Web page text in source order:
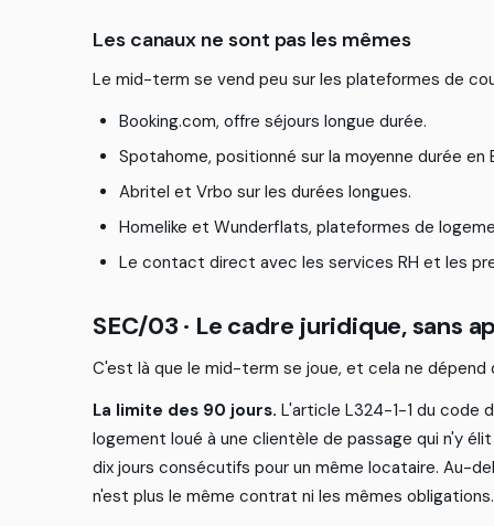
Les canaux ne sont pas les mêmes
Le mid-term se vend peu sur les plateformes de co
Booking.com, offre séjours longue durée.
Spotahome, positionné sur la moyenne durée en
Abritel et Vrbo sur les durées longues.
Homelike et Wunderfats, plateformes de logeme
Le contact direct avec les services RH et les pr
SEC/03 · Le cadre juridique,sans ap
C'est là que le mid-term se joue, et cela ne dépend
La limite des 90 jours. L'article L324-1-1 du code d
logement loué à une clientèle de passage qui n'y élit
dix jours consécutifs pour un même locataire. Au-del
n'est plus le même contrat ni les mêmes obligations.